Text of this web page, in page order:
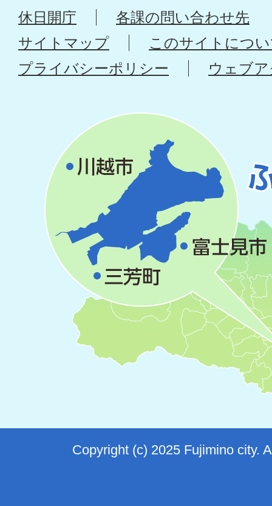
休日開庁
各課の問い合わせ先
サイトマップ
このサイトにつ
プライバシーポリシー
ウェブ
Copyright (c) 2025 Fujimino city.